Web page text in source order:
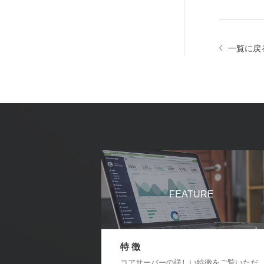
一覧に戻
FEATURE
特 徴